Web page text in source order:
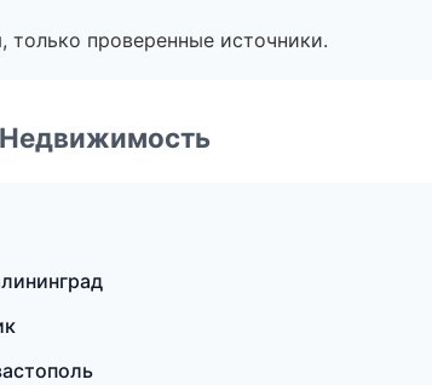
проверенные источники.